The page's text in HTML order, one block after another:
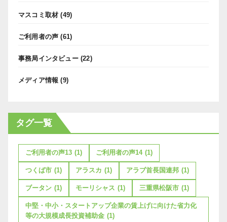
マスコミ取材 (49)
ご利用者の声 (61)
事務局インタビュー(22)
メディア情報 (9)
タグ一覧
ご利用者の声13 (1) ご利用者の声14 (1)
つくば市 (1) アラスカ (1) アラブ首長国連邦 (1)
ブータン (1) モーリシャス (1) 三重県松阪市 (1)
中堅・中小・スタートアップ企業の賃上げに向けた省力化
等の大規模成長投資補助金 (1)